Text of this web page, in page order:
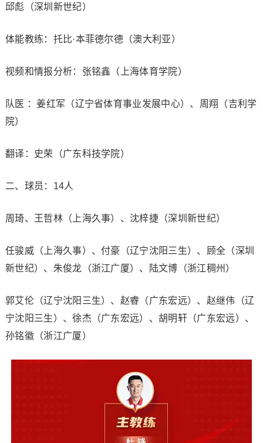
邱彪（深圳新世纪）
体能教练：托比·本菲德尔德（澳大利亚）
视频和情报分析：张铭鑫（上海体育学院）
队医 ：姜红军（辽宁省体育事业发展中心）、周翔（吉利学
院）
翻译：史荣（广东科技学院）
二、球员：14人
周琦、王哲林（上海久事）、沈梓捷（深圳新世纪）
任骏威（上海久事）、付豪（辽宁沈阳三生）、顾全（深圳
新世纪）、朱俊龙（浙江广厦）、陆文博（浙江稠州）
郭艾伦（辽宁沈阳三生）、赵睿（广东宏远）、赵继伟（辽
宁沈阳三生）、徐杰（广东宏远）、胡明轩（广东宏远）、
孙铭徽（浙江广厦）